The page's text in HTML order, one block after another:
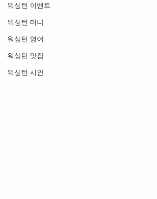
워싱턴 이벤트
워싱턴 머니
워싱턴 영어
워싱턴 맛집
워싱턴 시인